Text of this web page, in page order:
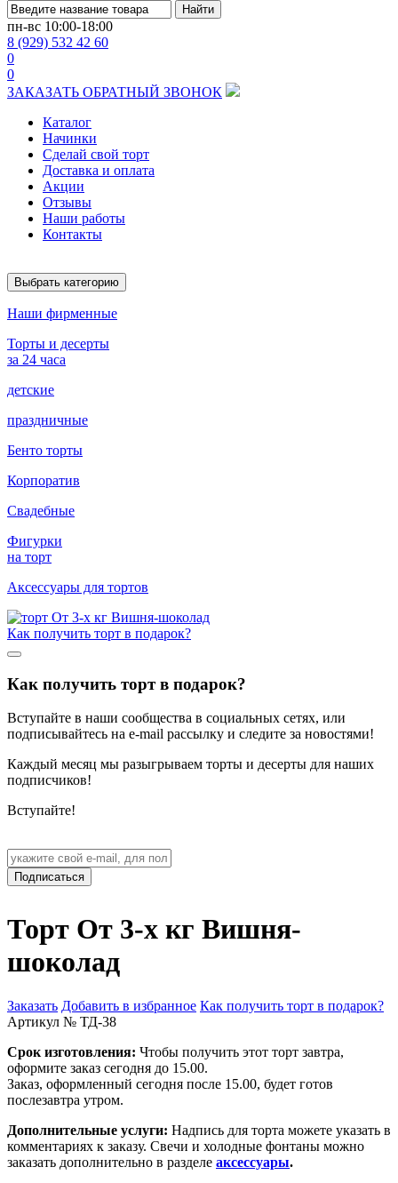
Найти
пн-вс 10:00-18:00
8 (929) 532 42 60
0
0
ЗАКАЗАТЬ ОБРАТНЫЙ ЗВОНОК
Каталог
Начинки
Сделай свой торт
Доставка и оплата
Акции
Отзывы
Наши работы
Контакты
Выбрать категорию
Наши фирменные
Торты и десерты
за 24 часа
детские
праздничные
Бенто торты
Корпоратив
Свадебные
Фигурки
на торт
Аксессуары для тортов
Как получить торт в подарок?
Как получить торт в подарок?
Вступайте в наши сообщества в социальных сетях, или
подписывайтесь на e-mail рассылку и следите за новостями!
Каждый месяц мы разыгрываем торты и десерты для наших
подписчиков!
Вступайте!
Подписаться
Торт От 3-х кг Вишня-
шоколад
Заказать Добавить в избранное Как получить торт в подарок?
Артикул № ТД-38
Срок изготовления: Чтобы получить этот торт завтра,
оформите заказ сегодня до 15.00.
Заказ, оформленный сегодня после 15.00, будет готов
послезавтра утром.
Дополнительные услуги: Надпись для торта можете указать в
комментариях к заказу. Свечи и холодные фонтаны можно
заказать дополнительно в разделе аксессуары.